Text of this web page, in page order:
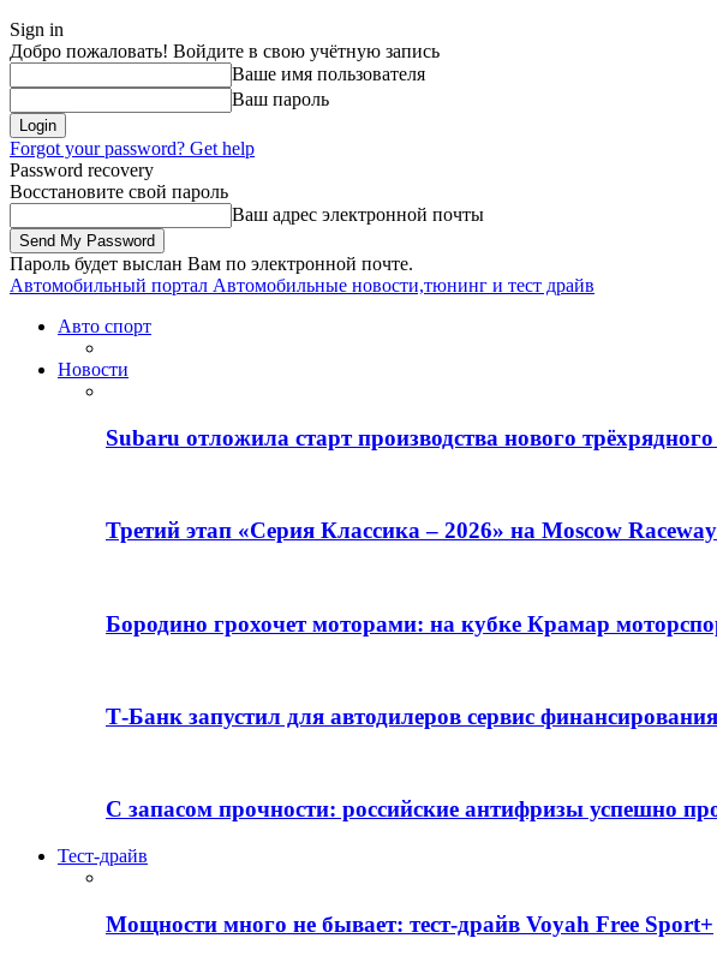
Sign in
Добро пожаловать! Войдите в свою учётную запись
Ваше имя пользователя
Ваш пароль
Forgot your password? Get help
Password recovery
Восстановите свой пароль
Ваш адрес электронной почты
Пароль будет выслан Вам по электронной почте.
Автомобильный портал Автомобильные новости,тюнинг и тест драйв
Авто спорт
Новости
Subaru отложила старт производства нового
Третий этап «Серия Классика – 2026» на Moscow
Бородино грохочет моторами: на кубке Крамар
Т-Банк запустил для автодилеров сервис
С запасом прочности: российские антифризы успешно
Тест-драйв
Мощности много не бывает: тест-драйв Voyah Free Sport+